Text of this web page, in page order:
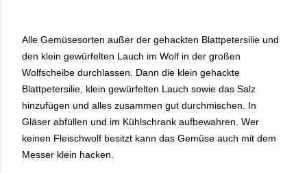
Alle Gemüsesorten außer der gehackten Blattpetersilie und
den klein gewürfelten Lauch im Wolf in der großen
Wolfscheibe durchlassen. Dann die klein gehackte
Blattpetersilie, klein gewürfelten Lauch sowie das Salz
hinzufügen und alles zusammen gut durchmischen. In
Gläser abfüllen und im Kühlschrank aufbewahren. Wer
keinen Fleischwolf besitzt kann das Gemüse auch mit dem
Messer klein hacken.